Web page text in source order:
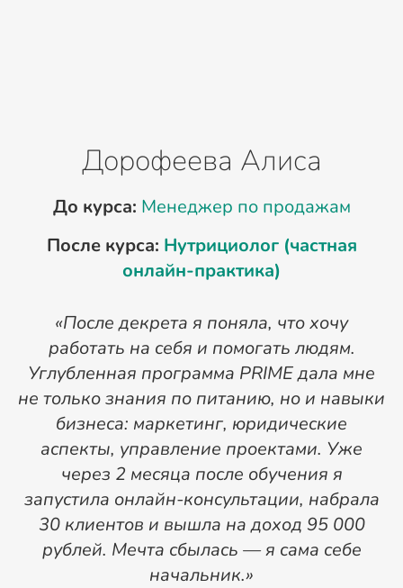
Дорофеева Алиса
До курса: Менеджер по продажам
После курса: Нутрициолог (частная
онлайн-практика)
«После декрета я поняла, что хочу
работать на себя и помогать людям.
Углубленная программа PRIME дала мне
не только знания по питанию, но и навыки
бизнеса: маркетинг, юридические
аспекты, управление проектами. Уже
через 2 месяца после обучения я
запустила онлайн-консультации, набрала
30 клиентов и вышла на доход 95 000
рублей. Мечта сбылась — я сама себе
начальник.»